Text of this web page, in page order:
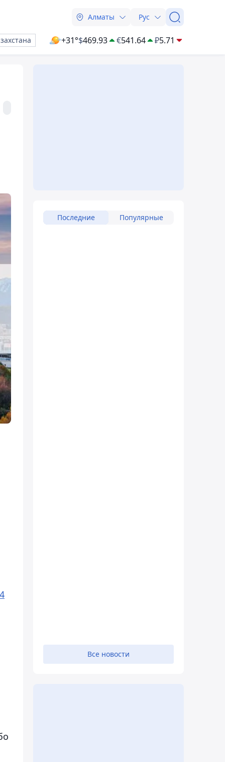
Алматы Рус
+31°$469.93 €541.64 ₽5.71
Последние Популярные
Все новости